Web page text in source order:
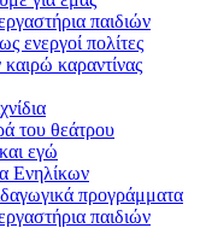
παιδιών
ενεργοί πολίτες
καιρώ καραντίνας
του θεάτρου
εγώ
Ενηλίκων
προγράμματα
παιδιών